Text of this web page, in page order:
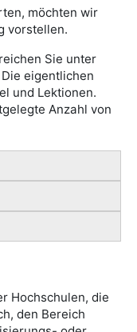
möchten wir
vorstellen.
Sie unter
eigentlichen
und Lektionen.
Anzahl von
Den ein
zu finden, falls
wieder zu
Hochschulen, die
den Bereich